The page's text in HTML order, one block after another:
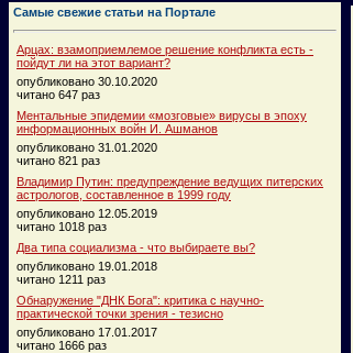
Самые свежие статьи на Портале
Арцах: взамоприемлемое решение конфликта есть -
пойдут ли на этот вариант?
опубликовано 30.10.2020
читано 647 раз
Ментальные эпидемии «мозговые» вирусы в эпоху
информационных войн И. Ашманов
опубликовано 31.01.2020
читано 821 раз
Владимир Путин: предупреждение ведущих питерских
астрологов, составленное в 1999 году
опубликовано 12.05.2019
читано 1018 раз
Два типа социализма - что выбираете вы?
опубликовано 19.01.2018
читано 1211 раз
Обнаружение "ДНК Бога": критика с научно-
практической точки зрения - тезисно
опубликовано 17.01.2017
читано 1666 раз